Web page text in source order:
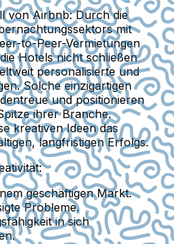
von Airbnb: Durch die
mit
to-Peer-Vermietungen
Hotels nicht schließen
personalisierte und
Solche einzigartigen
und positionieren
ihrer Branche.
kreativen Ideen das
langfristigen Erfolgs.
geschäftigen Markt.
Probleme.
in sich